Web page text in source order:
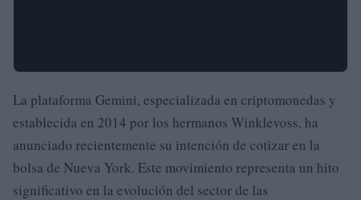
La plataforma Gemini, especializada en criptomonedas y
establecida en 2014 por los hermanos Winklevoss, ha
anunciado recientemente su intención de cotizar en la
bolsa de Nueva York. Este movimiento representa un hito
significativo en la evolución del sector de las